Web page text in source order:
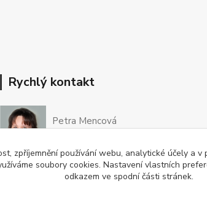
Rychlý kontakt
Petra Mencová
Po-So 8-15 hod
zpříjemnění používání webu, analytické účely a
soubory cookies. Nastavení vlastních
odkazem ve spodní části stránek.